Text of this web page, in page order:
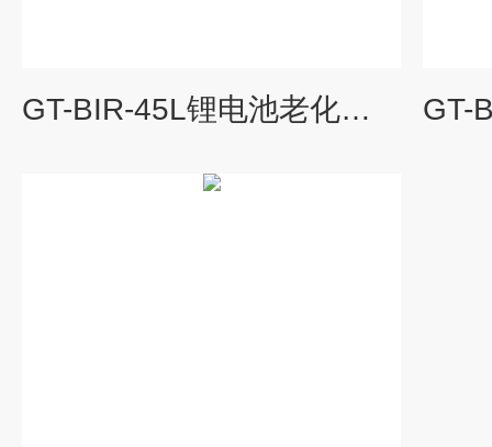
GT-BIR-45L锂电池老化测试箱